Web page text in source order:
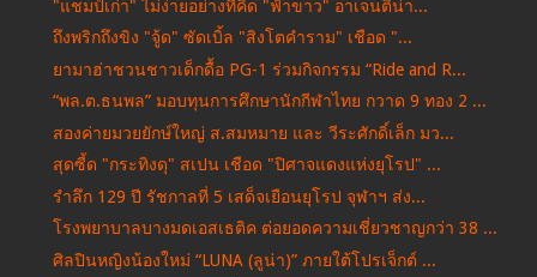
"แชมป์เก่า" ไม่ง่ายอย่างที่คิด "ฟ้าขาว" อาเจนติน่า...
ถึงพริกถึงขิง "จู้ด" ซัดเบิ้ล "สิงโตคำราม" เชือด "...
ยามาฮ่าชวนชาวเด็กดื้อ PG-1 ร่วมกิจกรรม “Ride and R...
“พล.ต.ธนพล” มอบทุนการศึกษานักกีฬาไทย กวาด 9 ทอง 2 ...
สองค่ายมวยยักษ์ใหญ่ ส.สมหมาย และ วีระศักดิ์เล็ก มว...
สุดซี้ด "กระทิงดุ" สเปน เชือด "ปิศาจแดงแห่งยุโรป" ...
รำลึก 129 ปี รัชกาลที่ 5 เสด็จเยือนยุโรป จุฬาฯ ส่ง...
โรงพยาบาลบางมดเอสเธติค ต่อยอดความเชี่ยวชาญกว่า 38 ...
ศิลปินหญิงน้องใหม่ “LUNA (ลูน่า)” ภายใต้โปรเจ็กต์ ...